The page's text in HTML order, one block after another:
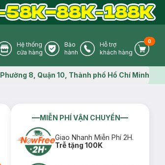
Store Icon
Hệ thống
cửa hàng
Warranty Icon
Bảo
hành
Phone Icon
Hỗ trợ
khách hàng
Cart
0
Map icon
Phường 8, Quận 10, Thành phố Hồ Chí Minh
MIỄN PHÍ VẬN CHUYỂN
Giao Nhanh Miễn Phí 2H.
Trễ tặng 100K